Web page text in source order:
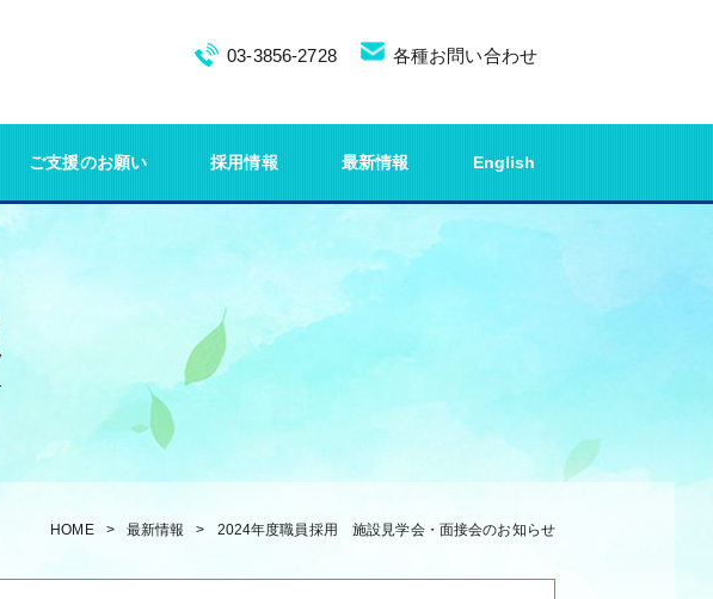
03-3856-2728 各種お問い合わせ
ご支援のお願い 採用情報 最新情報 English
HOME 最新情報 2024年度職員採用 施設見学会・面接会のお知らせ